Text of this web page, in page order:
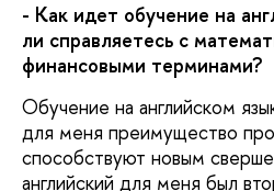
- Как идет обучение на
ли справляетесь с
финансовыми терминами?
Обучение на английском
для меня преимущество
способствуют новым
английский для меня был